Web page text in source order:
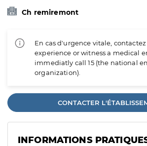
Ch remiremont
En cas d'urgence vitale, contactez
experience or witness a medical
immediatly call 15 (the national
organization).
CONTACTER
INFORMATIONS